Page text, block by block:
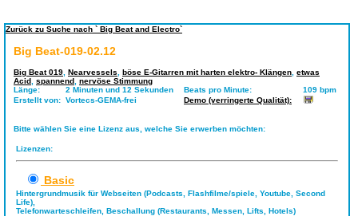
Zurück zu Suche nach ` Big Beat and Electro`
Big Beat-019-02.12
Big Beat 019 Nearvessels böse E-Gitarren mit harten elektro- Klängen etwas
Acid spannend nervöse Stimmung
Länge:
2 Minuten und 12 Sekunden Beats pro Minute:
109 bpm
Erstellt von: Vortecs-GEMA-frei Demo (verringerte Qualität):
Bitte wählen Sie eine Lizenz aus, welche Sie erwerben möchten:
Lizenzen:
Basic
Hintergrundmusik für Webseiten (Podcasts, Flashfilme/spiele, Youtube, Second
Life),
Telefonwarteschleifen, Beschallung (Restaurants, Messen, Lifts, Hotels)